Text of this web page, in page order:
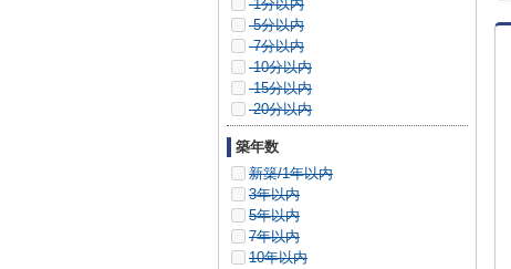
1分以内
5分以内
7分以内
10分以内
15分以内
20分以内
築年数
新築/1年以内
3年以内
5年以内
7年以内
10年以内